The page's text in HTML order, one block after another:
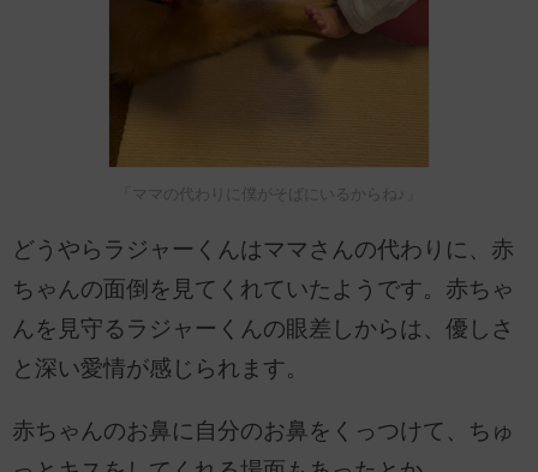
「ママの代わりに僕がそばにいるからね♪」
どうやらラジャーくんはママさんの代わりに、赤
ちゃんの面倒を見てくれていたようです。赤ちゃ
んを見守るラジャーくんの眼差しからは、優しさ
と深い愛情が感じられます。
赤ちゃんのお鼻に自分のお鼻をくっつけて、ちゅ